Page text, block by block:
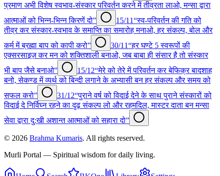
प्रमाण अभी विशेष स्वभाव-संस्कार परिवर्तन करने में तीव्रता लाओ, मन्सा द्वारा
आत्माओं को भिन्न-भिन्न किरणें दो”
15/11“स्व-परिवर्तन की गति को
तीव्र कर संस्कार-स्वभाव के समाप्ति का समारोह मनाओ, हर संकल्प, बोल और
कर्म में ब्रह्मा बाप को कापी करो”
30/11“हर घण्टे 5 स्वरूपों की
एक्सरसाइज़ कर मन को शक्तिशाली बनाओ, जब बाबा ही संसार है तो संस्कार
भी बाप जैसे बनाओ”
15/12“मेरे को तेरे में परिवर्तन कर बेफिक्र बादशाह
बनो, सेकण्ड में व्यर्थ को बिन्दी लगाने के अभ्यासी बन हर संकल्प और समय को
सफल करो”
31/12“पुराने वर्ष को विदाई देने के साथ पुराने संस्कारों को
विदाई दे निर्विघ्न रहने का दृढ़ संकल्प लो और रहमदिल, मास्टर दाता बन मन्सा
सेवा द्वारा दु:खी अशान्त आत्माओं को सहारा दो”
© 2026 Brahma Kumaris. All rights reserved.
Murli Portal — Spiritual wisdom for daily living.